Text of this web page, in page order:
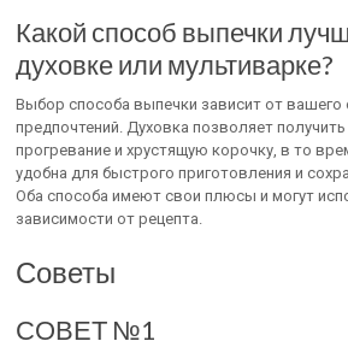
Какой способ выпечки
духовке или мультиварке?
Выбор способа выпечки зависит от вашего
предпочтений. Духовка позволяет
прогревание и хрустящую корочку, в то
удобна для быстрого приготовления и
Оба способа имеют свои плюсы и могут
зависимости от рецепта.
Советы
СОВЕТ №1